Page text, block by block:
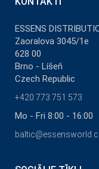
ESSENS
Zaoralova 3045/1e
628 00
Brno - Líšeň
Czech Republic
+420 773 751 573
Mo - Fri 8:00 - 16:00